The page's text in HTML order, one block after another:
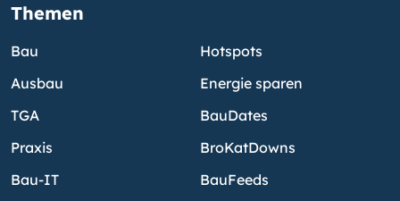
Themen
Bau
Ausbau
TGA
Praxis
Bau-IT
Hotspots
Energie sparen
BauDates
BroKatDowns
BauFeeds